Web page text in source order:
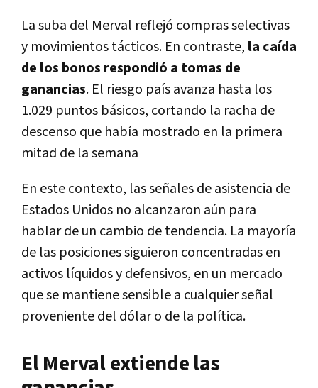
La suba del Merval reflejó compras selectivas
y movimientos tácticos. En contraste, la caída
de los bonos respondió a tomas de
ganancias. El riesgo país avanza hasta los
1.029 puntos básicos, cortando la racha de
descenso que había mostrado en la primera
mitad de la semana
En este contexto, las señales de asistencia de
Estados Unidos no alcanzaron aún para
hablar de un cambio de tendencia. La mayoría
de las posiciones siguieron concentradas en
activos líquidos y defensivos, en un mercado
que se mantiene sensible a cualquier señal
proveniente del dólar o de la política.
El Merval extiende las